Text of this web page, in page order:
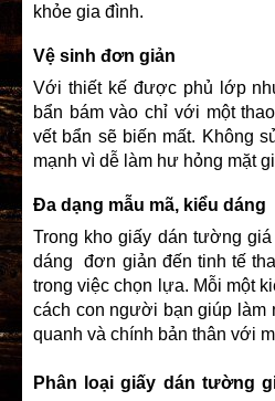
khỏe gia đình.
Vệ sinh đơn giản
Với thiết kế được phủ lớp
bẩn bám vào chỉ với một
vết bẩn sẽ biến mất. Không
mạnh vì dễ làm hư hỏng mặt
Đa dạng mẫu mã, kiểu dáng
Trong kho giấy dán tường
dáng đơn giản đến tinh tế
trong việc chọn lựa. Mỗi một
cách con người bạn giúp làm
quanh và chính bản thân với
Phân loại giấy dán tường